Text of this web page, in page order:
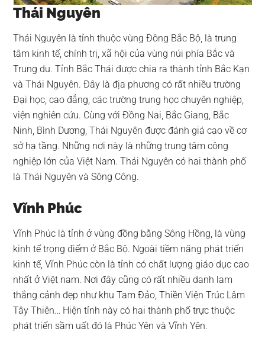
Thái Nguyên
Thái Nguyên là tỉnh thuộc vùng Đông Bắc Bộ, là trung
tâm kinh tế, chính trị, xã hội của vùng núi phía Bắc và
Trung du. Tỉnh Bắc Thái được chia ra thành tỉnh Bắc Kạn
và Thái Nguyên. Đây là địa phương có rất nhiều trường
Đại học, cao đẳng, các trường trung học chuyên nghiệp,
viện nghiên cứu. Cùng với Đồng Nai, Bắc Giang, Bắc
Ninh, Bình Dương, Thái Nguyên được đánh giá cao về cơ
sở hạ tầng. Những nơi này là những trung tâm công
nghiệp lớn của Việt Nam. Thái Nguyên có hai thành phố
là Thái Nguyên và Sông Công.
Vĩnh Phúc
Vĩnh Phúc là tỉnh ở vùng đồng bằng Sông Hồng, là vùng
kinh tế trọng điểm ở Bắc Bộ. Ngoài tiềm năng phát triển
kinh tế, Vĩnh Phúc còn là tỉnh có chất lượng giáo dục cao
nhất ở Việt nam. Nơi đây cũng có rất nhiều danh lam
thắng cảnh đẹp như khu Tam Đảo, Thiền Viện Trúc Lâm
Tây Thiên… Hiện tỉnh này có hai thành phố trực thuộc
phát triển sầm uất đó là Phúc Yên và Vĩnh Yên.